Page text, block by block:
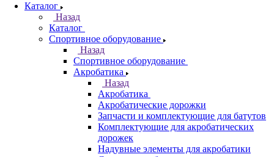
Каталог
Назад
Каталог
Спортивное оборудование
Назад
Спортивное оборудование
Акробатика
Назад
Акробатика
Акробатические дорожки
Запчасти и комплектующие для батутов
Комплектующие для акробатических
дорожек
Надувные элементы для акробатики